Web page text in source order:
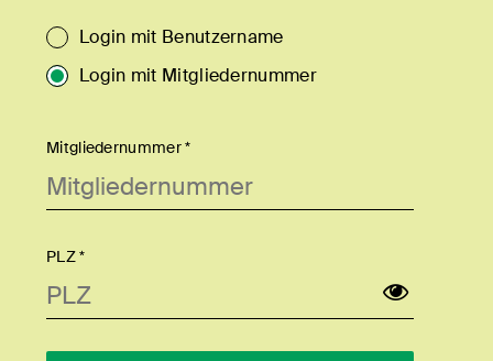
Login mit Benutzername
Login mit Mitgliedernummer
Mitgliedernummer *
PLZ *